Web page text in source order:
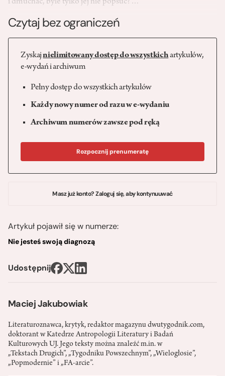
Maciej Jakubowiak
Literaturoznawca, krytyk, redaktor magazynu dwutygodnik.com,
doktorant w Katedrze Antropologii Literatury i Badań
Kulturowych UJ. Jego teksty można znaleźć m.in. w
„Tekstach Drugich”, „Tygodniku Powszechnym”, „Wielogłosie”,
„Popmodernie” i „FA-arcie”.
i dmuchać, byle tylko jej nie popsuć?…
Czytaj bez ograniczeń
Zyskajnielimitowany dostęp do wszystkichartykułów,
e-wydań i archiwum
Pełny dostęp do wszystkich artykułów
Każdy nowy numer od razu w e-wydaniu
Archiwum numerów zawsze pod ręką
Rozpocznij prenumeratę
Masz już konto? Zaloguj się, aby kontynuuwać
Artykuł pojawił się w numerze:
Nie jesteś swoją diagnozą
Udostępnij